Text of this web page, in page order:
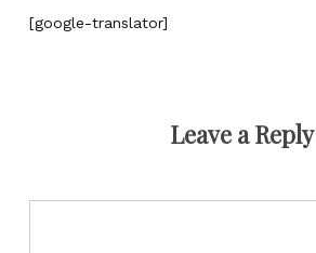
[google-translator]
Leave a Reply